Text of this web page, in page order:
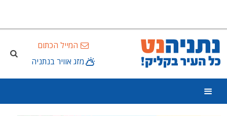
המייל הכתום
מזג אוויר בנתניה